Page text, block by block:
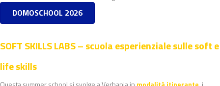
DOMOSCHOOL 2026
SOFT SKILLS LABS – scuola esperienziale sulle soft e
life skills